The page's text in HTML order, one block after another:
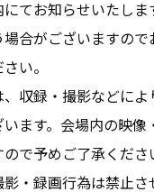
てお知らせいたしま
場合がございますの
い。
、収録・撮影などによ
ます。会場内の映像
で予めご了承くださ
影・録画行為は禁止さ